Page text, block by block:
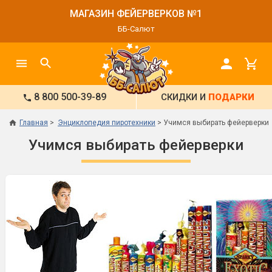
МАГАЗИН ФЕЙЕРВЕРКОВ №1
ББ-Салют
8 800 500-39-89 СКИДКИ И ПОДАРКИ
Главная Энциклопедия пиротехники Учимся выбирать фейерверки
Учимся выбирать фейерверки